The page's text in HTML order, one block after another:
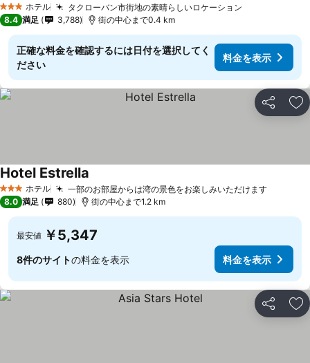
3 ホテルのランク
ホテル タクローバン市街地の素晴らしいロケーション
8.4 満足 3,788 街の中心まで0.4 km
正確な料金を確認するには日付を選択してく
ださい
料金を表示
シェア お
3 ホテルのランク
ホテル 一部のお部屋からは湾の景色をお楽しみいただけます
Hotel Estrella
8.0 満足 880 街の中心まで1.2 km
最安値 ￥5,347
8件のサイトの料金を表示 料金を表示
シェア お